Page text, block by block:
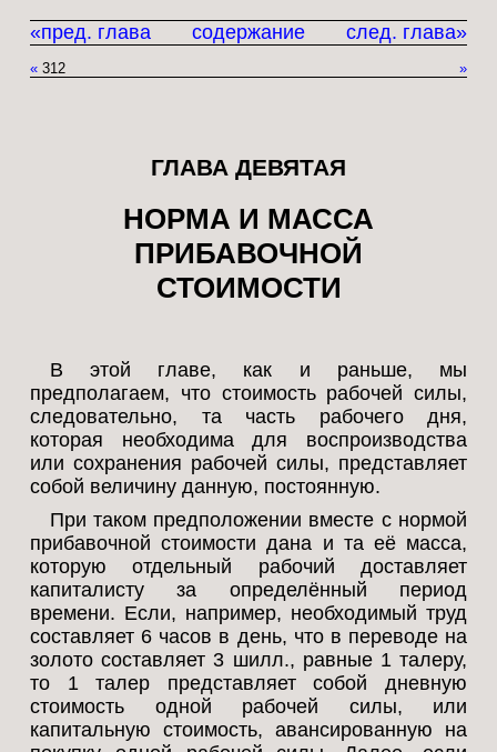
«пред. глава след. глава»
содержание
« »
312
ГЛАВА ДЕВЯТАЯ
НОРМА И МАССА
ПРИБАВОЧНОЙ
СТОИМОСТИ
В этой главе, как и раньше, мы
предполагаем, что стоимость рабочей силы,
следовательно, та часть рабочего дня,
которая необходима для воспроизводства
или сохранения рабочей силы, представляет
собой величину данную, постоянную.
При таком предположении вместе с нормой
прибавочной стоимости дана и та её масса,
которую отдельный рабочий доставляет
капиталисту за определённый период
времени. Если, например, необходимый труд
составляет 6 часов в день, что в переводе на
золото составляет 3 шилл., равные 1 талеру,
то 1 талер представляет собой дневную
стоимость одной рабочей силы, или
капитальную стоимость, авансированную на